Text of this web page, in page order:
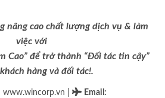
nâng cao chất lượng dịch vụ & làm
việc với
Cao” để trở thành “Đối tác tin cậy”
hàng và đối tác!.
www.wincorp.vn Email :